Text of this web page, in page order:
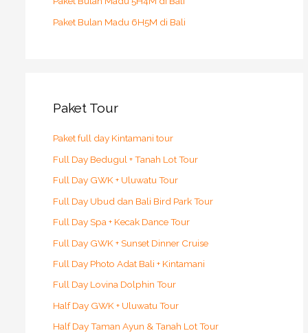
Paket Bulan Madu 6H5M di Bali
Paket Tour
Paket full day Kintamani tour
Full Day Bedugul + Tanah Lot Tour
Full Day GWK + Uluwatu Tour
Full Day Ubud dan Bali Bird Park Tour
Full Day Spa + Kecak Dance Tour
Full Day GWK + Sunset Dinner Cruise
Full Day Photo Adat Bali + Kintamani
Full Day Lovina Dolphin Tour
Half Day GWK + Uluwatu Tour
Half Day Taman Ayun & Tanah Lot Tour